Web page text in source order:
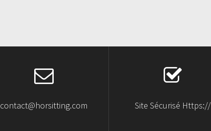
contact@horsitting.com Site Sécurisé Https://